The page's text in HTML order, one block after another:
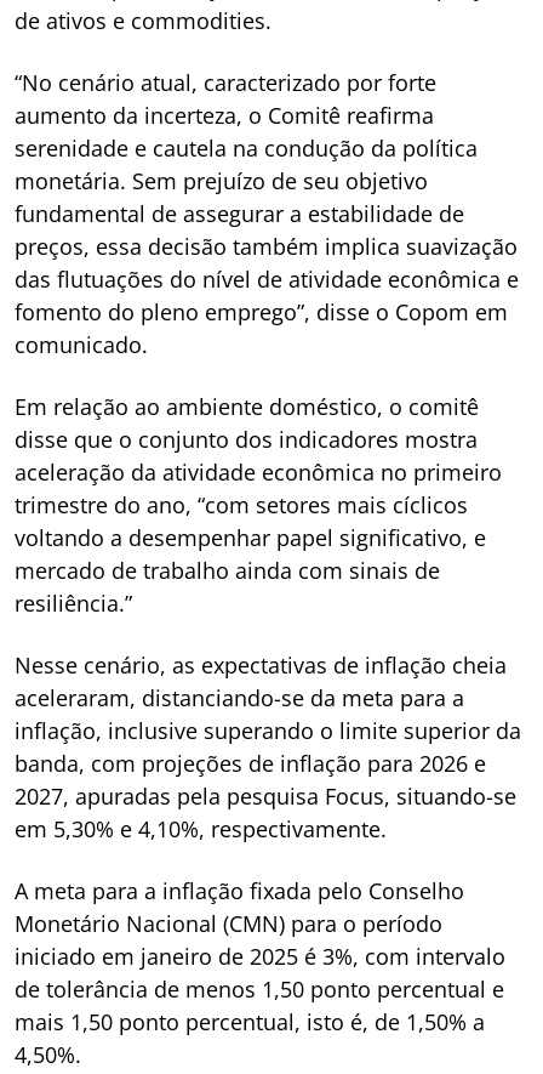
de ativos e commodities.
“No cenário atual, caracterizado por forte
aumento da incerteza, o Comitê reafirma
serenidade e cautela na condução da política
monetária. Sem prejuízo de seu objetivo
fundamental de assegurar a estabilidade de
preços, essa decisão também implica suavização
das flutuações do nível de atividade econômica e
fomento do pleno emprego”, disse o Copom em
comunicado.
Em relação ao ambiente doméstico, o comitê
disse que o conjunto dos indicadores mostra
aceleração da atividade econômica no primeiro
trimestre do ano, “com setores mais cíclicos
voltando a desempenhar papel significativo, e
mercado de trabalho ainda com sinais de
resiliência.”
Nesse cenário, as expectativas de inflação cheia
aceleraram, distanciando-se da meta para a
inflação, inclusive superando o limite superior da
banda, com projeções de inflação para 2026 e
2027, apuradas pela pesquisa Focus, situando-se
em 5,30% e 4,10%, respectivamente.
A meta para a inflação fixada pelo Conselho
Monetário Nacional (CMN) para o período
iniciado em janeiro de 2025 é 3%, com intervalo
de tolerância de menos 1,50 ponto percentual e
mais 1,50 ponto percentual, isto é, de 1,50% a
4,50%.